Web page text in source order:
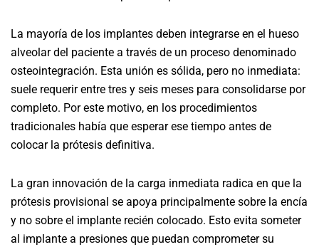
La mayoría de los implantes deben integrarse en el hueso
alveolar del paciente a través de un proceso denominado
osteointegración. Esta unión es sólida, pero no inmediata:
suele requerir entre tres y seis meses para consolidarse por
completo. Por este motivo, en los procedimientos
tradicionales había que esperar ese tiempo antes de
colocar la prótesis definitiva.
La gran innovación de la carga inmediata radica en que la
prótesis provisional se apoya principalmente sobre la encía
y no sobre el implante recién colocado. Esto evita someter
al implante a presiones que puedan comprometer su